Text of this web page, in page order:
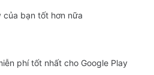
của bạn tốt hơn nữa
phí tốt nhất cho Google Play